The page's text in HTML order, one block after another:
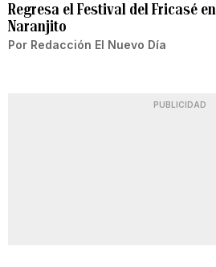
Regresa el Festival del Fricasé en
Naranjito
Por Redacción El Nuevo Día
PUBLICIDAD